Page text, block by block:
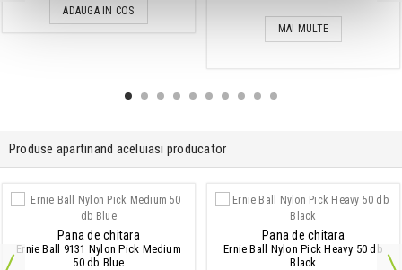
ADAUGA IN COS
MAI MULTE
Produse apartinand aceluiasi producator
Pana de chitara
Ernie Ball 9131 Nylon Pick Medium
50 db Blue
Pana de chitara
Ernie Ball Nylon Pick Heavy 50 db
Black